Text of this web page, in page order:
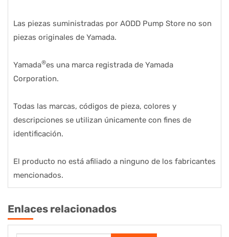
Las piezas suministradas por AODD Pump Store no son
piezas originales de Yamada.
Yamada®es una marca registrada de Yamada
Corporation.
Todas las marcas, códigos de pieza, colores y
descripciones se utilizan únicamente con fines de
identificación.
El producto no está afiliado a ninguno de los fabricantes
mencionados.
Enlaces relacionados